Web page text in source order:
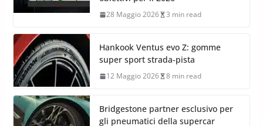
28 Maggio 2026 3 min read
Hankook Ventus evo Z: gomme
super sport strada-pista
12 Maggio 2026 8 min read
Bridgestone partner esclusivo per
gli pneumatici della supercar